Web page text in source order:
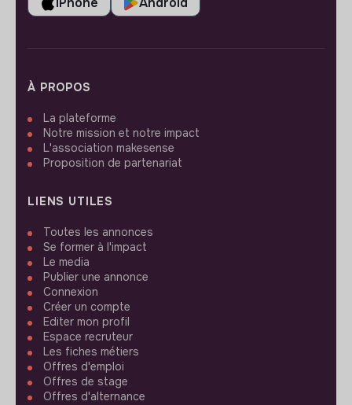
À PROPOS
La plateforme
Notre mission et notre impact
L'association makesense
Proposition de partenariat
LIENS UTILES
Toutes les annonces
Se former à l'impact
Le media
Publier une annonce
Connexion
Créer un compte
Editer mon profil
Espace recruteur
Les fiches métiers
Offres d'emploi
Offres de stage
Offres d'alternance